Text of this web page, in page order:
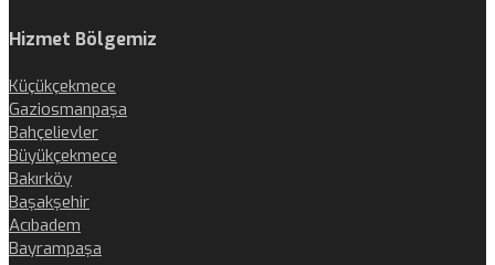
Hizmet Bölgemiz
Küçükçekmece
Gaziosmanpaşa
Bahçelievler
Büyükçekmece
Bakırköy
Başakşehir
Acıbadem
Bayrampaşa